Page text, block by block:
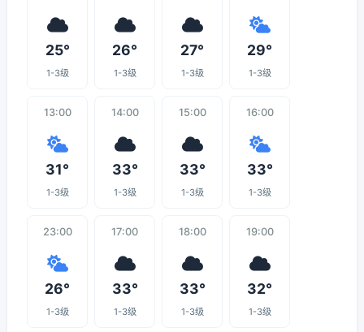
25°
1-3级
26°
1-3级
27°
1-3级
29°
1-3级
13:00
31°
1-3级
14:00
33°
1-3级
15:00
33°
1-3级
16:00
33°
1-3级
23:00
26°
1-3级
17:00
33°
1-3级
18:00
33°
1-3级
19:00
32°
1-3级